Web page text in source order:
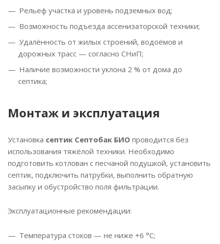
Рельеф участка и уровень подземных вод;
Возможность подъезда ассенизаторской техники;
Удалённость от жилых строений, водоёмов и
дорожных трасс — согласно СНиП;
Наличие возможности уклона 2 % от дома до
септика;
Монтаж и эксплуатация
Установка септик Септобак БИО проводится без
использования тяжёлой техники. Необходимо
подготовить котлован с песчаной подушкой, установить
септик, подключить патрубки, выполнить обратную
засыпку и обустройство поля фильтрации.
Эксплуатационные рекомендации:
Температура стоков — не ниже +6 °C;